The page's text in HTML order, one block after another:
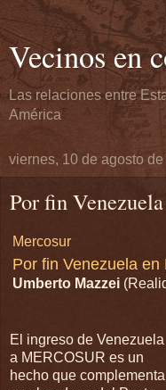
Vecinos en
Las relaciones entre
América
viernes, 10 de agosto de
Por fin
Mercosur
Por fin Venezuela en
Umberto Mazzei
El ingreso de Venezuela
a MERCOSUR es un
hecho que complementa